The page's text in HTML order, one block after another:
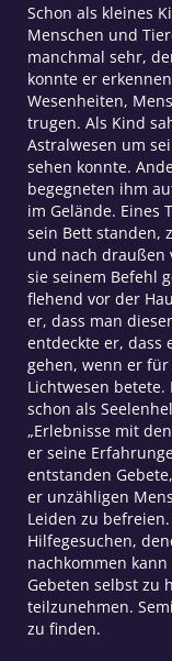
Schon als kleines
Menschen und
manchmal sehr,
konnte er
Wesenheiten,
trugen. Als Kind
Astralwesen um
sehen konnte.
begegneten ihm
im Gelände. Eines
sein Bett standen,
und nach draußen
sie seinem Befehl
flehend vor der
er, dass man
entdeckte er, dass
gehen, wenn er
Lichtwesen
schon als
„Erlebnisse mit
er seine
entstanden
er unzähligen
Leiden zu
Hilfegesuchen,
nachkommen
Gebeten selbst zu
teilzunehmen.
zu finden.